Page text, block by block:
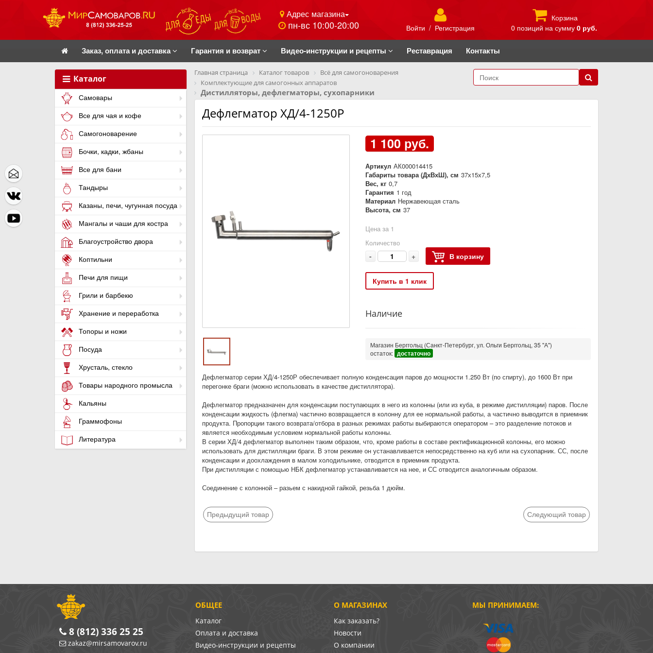
Адрес магазина
пн-вс 10:00-20:00 Войти / Регистрация
Корзина
0 позиций на сумму 0 руб.
Заказ, оплата и доставка Гарантия и возврат Видео-инструкции и рецепты Реставрация Контакты
Каталог
Самовары
Все для чая и кофе
Самогоноварение
Бочки, кадки, жбаны
Все для бани
Тандыры
Казаны, печи, чугунная посуда
Мангалы и чаши для костра
Благоустройство двора
Коптильни
Печи для пищи
Грили и барбекю
Хранение и переработка
Топоры и ножи
Посуда
Хрусталь, стекло
Товары народного промысла
Кальяны
Граммофоны
Литература
Главная страница Каталог товаров
Всё для самогоноварения
Комплектующие для самогонных аппаратов
Дистилляторы, дефлегматоры, сухопарники
Дефлегматор ХД/4-1250Р
1 100 руб.
Артикул АК000014415
Габариты товара (ДхВхШ), см 37х15х7,5
Вес, кг 0,7
Гарантия 1 год
Материал Нержавеющая сталь
Высота, см 37
Цена за 1
Количество
- + В корзину
Купить в 1 клик
Наличие
Магазин Берггольц (Санкт-Петербург, ул. Ольги Берггольц, 35 "А")
остаток: достаточно
Дефлегматор серии ХД/4-1250Р обеспечивает полную конденсация паров до мощности 1.250 Вт (по спирту), до 1600 Вт при
перегонке браги (можно использовать в качестве дистиллятора).
Дефлегматор предназначен для конденсации поступающих в него из колонны (или из куба, в режиме дистилляции) паров. После
конденсации жидкость (флегма) частично возвращается в колонну для ее нормальной работы, а частично выводится в приемник
продукта. Пропорции такого возврата/отбора в разных режимах работы выбираются оператором – это разделение потоков и
является необходимым условием нормальной работы колонны.
В серии ХД/4 дефлегматор выполнен таким образом, что, кроме работы в составе ректификационной колонны, его можно
использовать для дистилляции браги. В этом режиме он устанавливается непосредственно на куб или на сухопарник. СС, после
конденсации и доохлаждения в малом холодильнике, отводится в приемник продукта.
При дистилляции с помощью НБК дефлегматор устанавливается на нее, и СС отводится аналогичным образом.
Соединение с колонной – разьем с накидной гайкой, резьба 1 дюйм.
Предыдущий товар Следующий товар
О МАГАЗИНАХ
Как заказать?
Новости
О компании
ОБЩЕЕ
Каталог
Оплата и доставка
Видео-инструкции и рецепты
МЫ ПРИНИМАЕМ:
8 (812) 336 25 25
zakaz@mirsamovarov.ru